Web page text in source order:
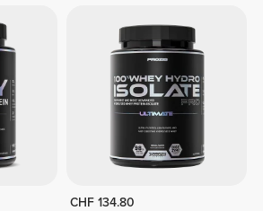
CHF 134.80